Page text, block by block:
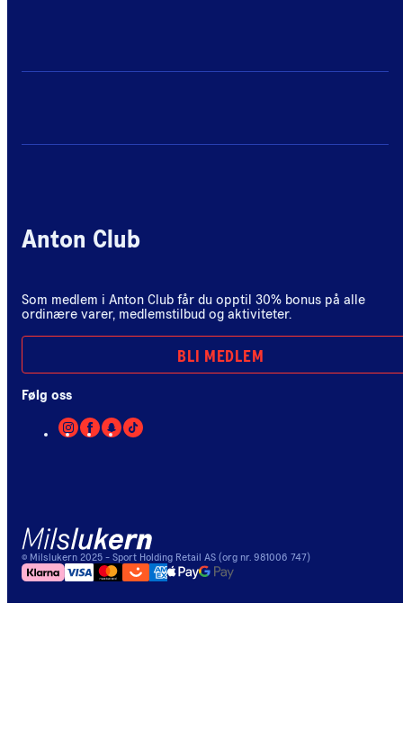
Anton Club
Som medlem i Anton Club får du opptil 30% bonus på alle
ordinære varer, medlemstilbud og aktiviteter.
BLI MEDLEM
Følg oss
© Milslukern 2025 - Sport Holding Retail AS (org nr. 981006 747)